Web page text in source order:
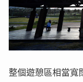
整個遊憩區相當寬